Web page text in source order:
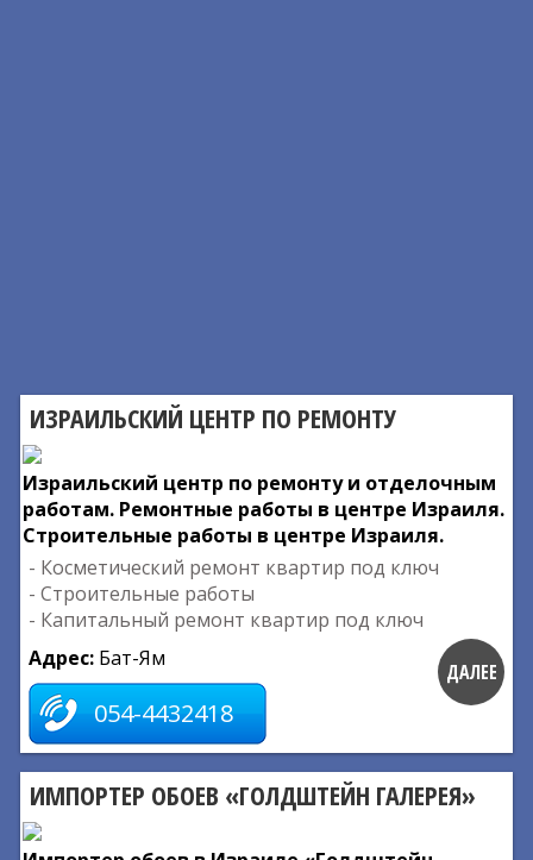
ИЗРАИЛЬСКИЙ ЦЕНТР ПО РЕМОНТУ
Израильский центр по ремонту и отделочным
работам. Ремонтные работы в центре Израиля.
Строительные работы в центре Израиля.
- Косметический ремонт квартир под ключ
- Строительные работы
- Капитальный ремонт квартир под ключ
Адрес: Бат-Ям
054-4432418
ДАЛЕЕ
ИМПОРТЕР ОБОЕВ «ГОЛДШТЕЙН ГАЛЕРЕЯ»